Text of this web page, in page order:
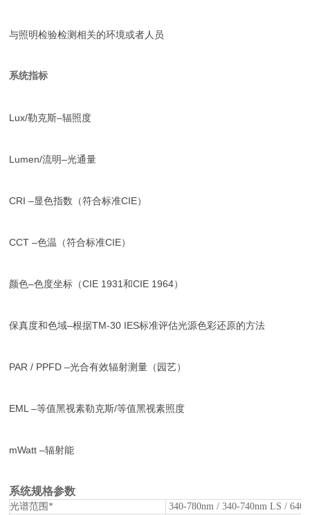
与照明检验检测相关的环境或者人员
系统指标
Lux/勒克斯–辐照度
Lumen/流明–光通量
CRI –显色指数（符合标准CIE）
CCT –色温（符合标准CIE）
颜色–色度坐标（CIE 1931和CIE 1964）
保真度和色域–根据TM-30 IES标准评估光源色彩还原的方法
PAR / PPFD –光合有效辐射测量（园艺）
EML –等值黑视素勒克斯/等值黑视素照度
mWatt –辐射能
系统规格参数
光谱范围*
340-780nm / 340-740nm LS / 640-